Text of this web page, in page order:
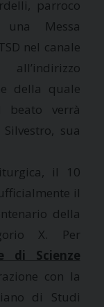
parroco
una Messa
nel canale
della quale
verrà
sua
il 10
il
della
X. Per
di Scienze
con la
di Studi